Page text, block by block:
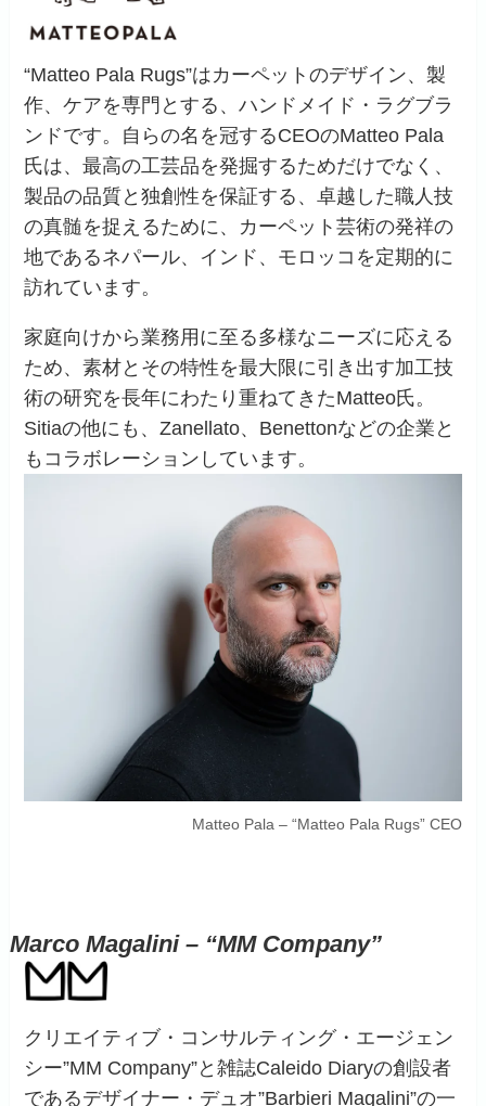
“Matteo Pala Rugs”はカーペットのデザイン、製
作、ケアを専門とする、ハンドメイド・ラグブラ
ンドです。自らの名を冠するCEOのMatteo Pala
氏は、最高の工芸品を発掘するためだけでなく、
製品の品質と独創性を保証する、卓越した職人技
の真髄を捉えるために、カーペット芸術の発祥の
地であるネパール、インド、モロッコを定期的に
訪れています。
家庭向けから業務用に至る多様なニーズに応える
ため、素材とその特性を最大限に引き出す加工技
術の研究を長年にわたり重ねてきたMatteo氏。
Sitiaの他にも、Zanellato、Benettonなどの企業と
もコラボレーションしています。
Matteo Pala – “Matteo Pala Rugs” CEO
Marco Magalini – “MM Company”
クリエイティブ・コンサルティング・エージェン
シー”MM Company”と雑誌Caleido Diaryの創設者
であるデザイナー・デュオ”Barbieri Magalini”の一